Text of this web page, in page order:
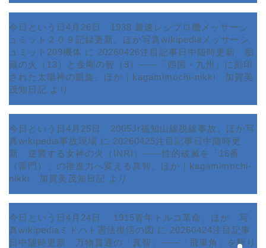
今日という日4月26日 1938 最速レシプロ機メッサーシ
ュミット２０９記録更新、ほか写真wikipediaメッサーシ
ュミット209機体 に 20260426注目記事日中随時更新 胎
蔵の火（13）と金剛の智（9）――「四国・九州」に刻印
された太陽神の凱旋、ほか｜kagamimochi-nikki 加賀美
茂知日記 より
今日という日4月25日 2005Jr福知山線脱線事故、ほか写
真wikipedia事故現場 に 20260425注目記事日中随時更
新 逆襲する女神の火（INRI）――性的破滅を「16番
（雷門）」の推進力へ変える真智、ほか｜kagamimochi-
nikki 加賀美茂知日記 より
今日という日4月24日 1915青年トルコ革命、ほか 写
真wikipediaミドハト憲法復活の図 に 20260424注目記事
日中随時更新 万物貫通の「真智」――「飛車角」を駆り
ホーム
サービス